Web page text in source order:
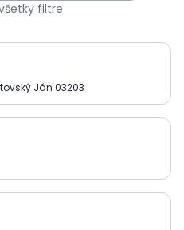
filtre
Ján 03203